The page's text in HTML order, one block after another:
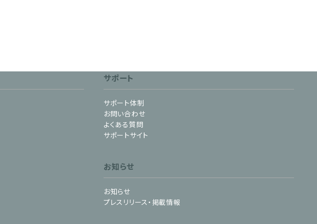
サポート
サポート体制
お問い合わせ
よくある質問
サポートサイト
お知らせ
お知らせ
プレスリリース・掲載情報